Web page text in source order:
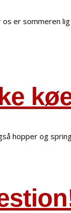
er sommeren
hopper og